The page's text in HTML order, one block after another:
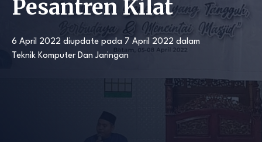
Pesantren Kilat
6 April 2022 diupdate pada 7 April 2022 dalam
Teknik Komputer Dan Jaringan